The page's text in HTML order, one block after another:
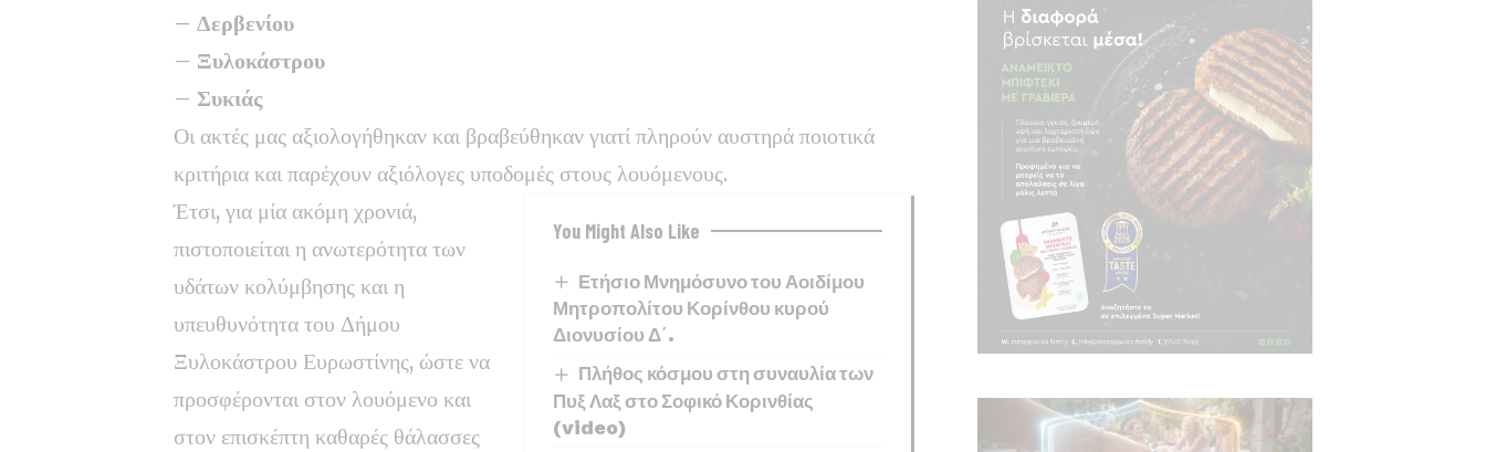
– Δερβενίου
– Ξυλοκάστρου
– Συκιάς
Οι ακτές μας αξιολογήθηκαν και βραβεύθηκαν γιατί πληρούν αυστηρά ποιοτικά
κριτήρια και παρέχουν αξιόλογες υποδομές στους λουόμενους.
You Might Also Like
Ετήσιο Μνημόσυνο του Αοιδίμου
Μητροπολίτου Κορίνθου κυρού
Διονυσίου Δ΄.
Πλήθος κόσμου στη συναυλία των
Πυξ Λαξ στο Σοφικό Κορινθίας
(video)
Έτσι, για μία ακόμη χρονιά,
πιστοποιείται η ανωτερότητα των
υδάτων κολύμβησης και η
υπευθυνότητα του Δήμου
Ξυλοκάστρου Ευρωστίνης, ώστε να
προσφέρονται στον λουόμενο και
στον επισκέπτη καθαρές θάλασσες